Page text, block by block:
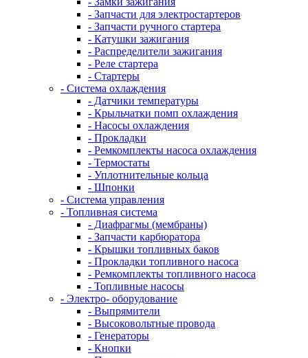
- Запчасти для электростартеров
- Запчасти ручного стартера
- Катушки зажигания
- Распределители зажигания
- Реле стартера
- Стартеры
- Система охлаждения
- Датчики температуры
- Крыльчатки помп охлаждения
- Насосы охлаждения
- Прокладки
- Ремкомплекты насоса охлаждения
- Термостаты
- Уплотнительные кольца
- Шпонки
- Система управления
- Топливная система
- Диафрагмы (мембраны)
- Запчасти карбюратора
- Крышки топливных баков
- Прокладки топливного насоса
- Ремкомплекты топливного насоса
- Топливные насосы
- Электро- оборудование
- Выпрямители
- Высоковольтные провода
- Генераторы
- Кнопки